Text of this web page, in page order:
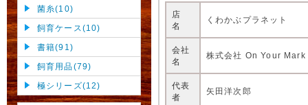
菌糸(10)
飼育ケース(10)
書籍(91)
飼育用品(79)
極シリーズ(12)
店
名
くわかぶプラネット
会社
名
株式会社 On Your Mark
代表
者
矢田洋次郎